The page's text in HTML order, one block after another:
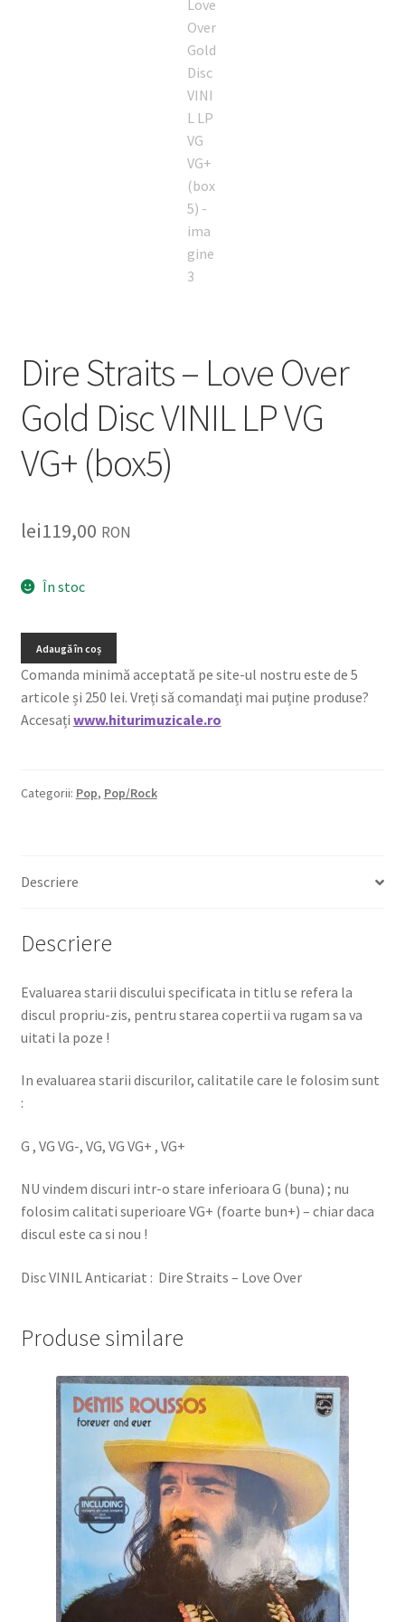
Dire Straits – Love Over
Gold Disc VINIL LP VG
VG+ (box5)
lei119,00 RON
În stoc
Adaugă în coș
Comanda minimă acceptată pe site-ul nostru este de 5
articole și 250 lei. Vreți să comandați mai puține produse?
Accesați www.hiturimuzicale.ro
Categorii: Pop, Pop/Rock
Descriere
Descriere
Evaluarea starii discului specificata in titlu se refera la
discul propriu-zis, pentru starea copertii va rugam sa va
uitati la poze !
In evaluarea starii discurilor, calitatile care le folosim sunt
:
G , VG VG-, VG, VG VG+ , VG+
NU vindem discuri intr-o stare inferioara G (buna) ; nu
folosim calitati superioare VG+ (foarte bun+) – chiar daca
discul este ca si nou !
Disc VINIL Anticariat : Dire Straits – Love Over
Produse similare